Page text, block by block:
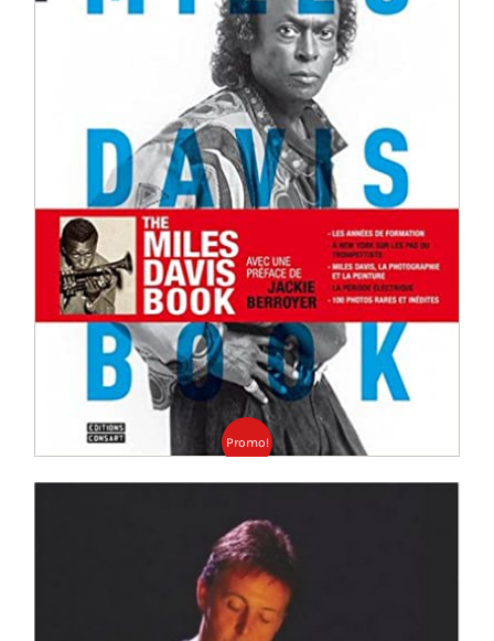
Promo!
Paul McCartney _ Each One Believing: On Stage,
Off Stage, and Backstage – Hardcover